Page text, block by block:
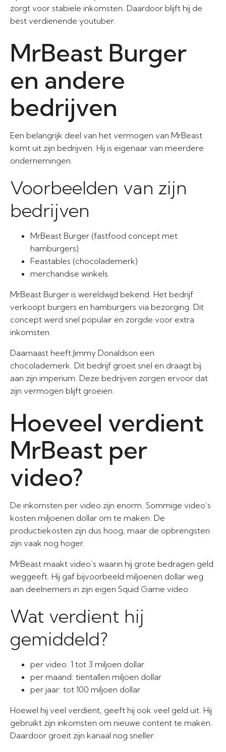
zorgt voor stabiele inkomsten. Daardoor blijft hij de
best verdienende youtuber.
MrBeast Burger
en andere
bedrijven
Een belangrijk deel van het vermogen van MrBeast
komt uit zijn bedrijven. Hij is eigenaar van meerdere
ondernemingen.
Voorbeelden van zijn
bedrijven
MrBeast Burger (fastfood concept met
hamburgers)
Feastables (chocolademerk)
merchandise winkels
MrBeast Burger is wereldwijd bekend. Het bedrijf
verkoopt burgers en hamburgers via bezorging. Dit
concept werd snel populair en zorgde voor extra
inkomsten.
Daarnaast heeft Jimmy Donaldson een
chocolademerk. Dit bedrijf groeit snel en draagt bij
aan zijn imperium. Deze bedrijven zorgen ervoor dat
zijn vermogen blijft groeien.
Hoeveel verdient
MrBeast per
video?
De inkomsten per video zijn enorm. Sommige video’s
kosten miljoenen dollar om te maken. De
productiekosten zijn dus hoog, maar de opbrengsten
zijn vaak nog hoger.
MrBeast maakt video’s waarin hij grote bedragen geld
weggeeft. Hij gaf bijvoorbeeld miljoenen dollar weg
aan deelnemers in zijn eigen Squid Game video.
Wat verdient hij
gemiddeld?
per video: 1 tot 3 miljoen dollar
per maand: tientallen miljoen dollar
per jaar: tot 100 miljoen dollar
Hoewel hij veel verdient, geeft hij ook veel geld uit. Hij
gebruikt zijn inkomsten om nieuwe content te maken.
Daardoor groeit zijn kanaal nog sneller.